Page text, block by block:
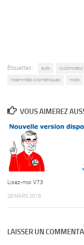
Étiquettes : auto cyclomoteur
indemnités kilométriques moto
VOUS AIMEREZ
Lisez-moi V73
28 MARS 2019
LAISSER UN